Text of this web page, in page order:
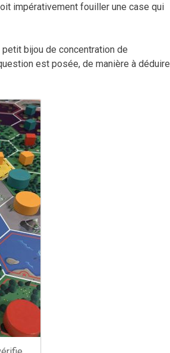
impérativement fouiller une case qui
bijou de concentration de
est posée, de manière à déduire